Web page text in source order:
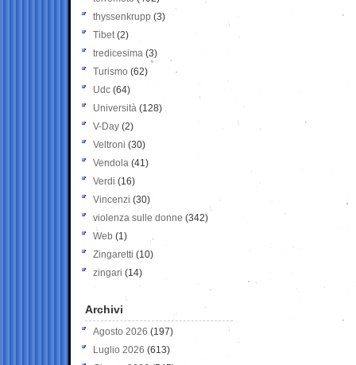
thyssenkrupp (3)
Tibet(2)
tredicesima (3)
Turismo (62)
Udc (64)
Università (128)
V-Day (2)
Veltroni (30)
Vendola (41)
Verdi (16)
Vincenzi (30)
violenza sulle donne (342)
Web (1)
Zingaretti (10)
zingari (14)
Archivi
Agosto 2026 (197)
Luglio 2026 (613)